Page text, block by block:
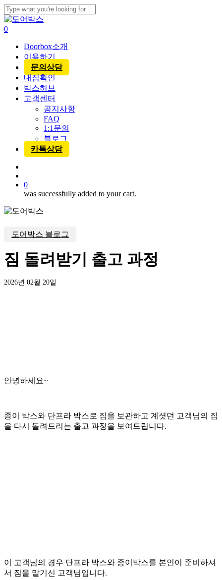
Skip
to
main
content
Close
Search
account
0
Doorbox소개
이용하기
문의상담
내짐확인
박스허브
고객센터
공지사항
FAQ
1:1문의
블로그
카톡상담
0
was successfully added to your cart.
도어박스 블로그
짐 돌려받기 출고 과정
2026년 02월 20일
안녕하세요~
종이 박스와 단프라 박스로 짐을 보관하고 계셧던 고객님의 짐
을 다시 돌려드리는 출고 과정을 보여드립니다.
이 고객님의 경우 단프라 박스와 종이박스를 본인이 준비하셔
서 짐을 맡기신 고객님입니다.